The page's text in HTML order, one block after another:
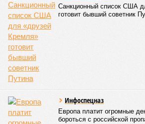
бедствий занимает смертоносный
ставший самым мощным среди себе
историю наблюдений. Он поразил
Бангладеш, тогда называвшейся
индийского штата Западная Бенгалия.
жизни полумиллиона человек.
Кажется, стремящаяся сохранить свою
временем самыми «грязными» в плане
планомерно подтачивала их
объяснить то, что в топ-10 природных